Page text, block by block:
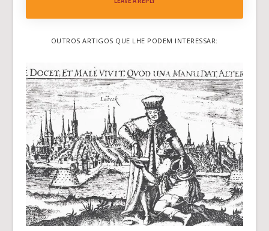
OUTROS ARTIGOS QUE LHE PODEM INTERESSAR: